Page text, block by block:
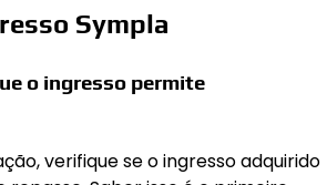
Sympla
o ingresso permite
verifique se o ingresso adquirido